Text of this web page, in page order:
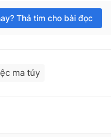
Thả tim cho bài đọc
ma túy